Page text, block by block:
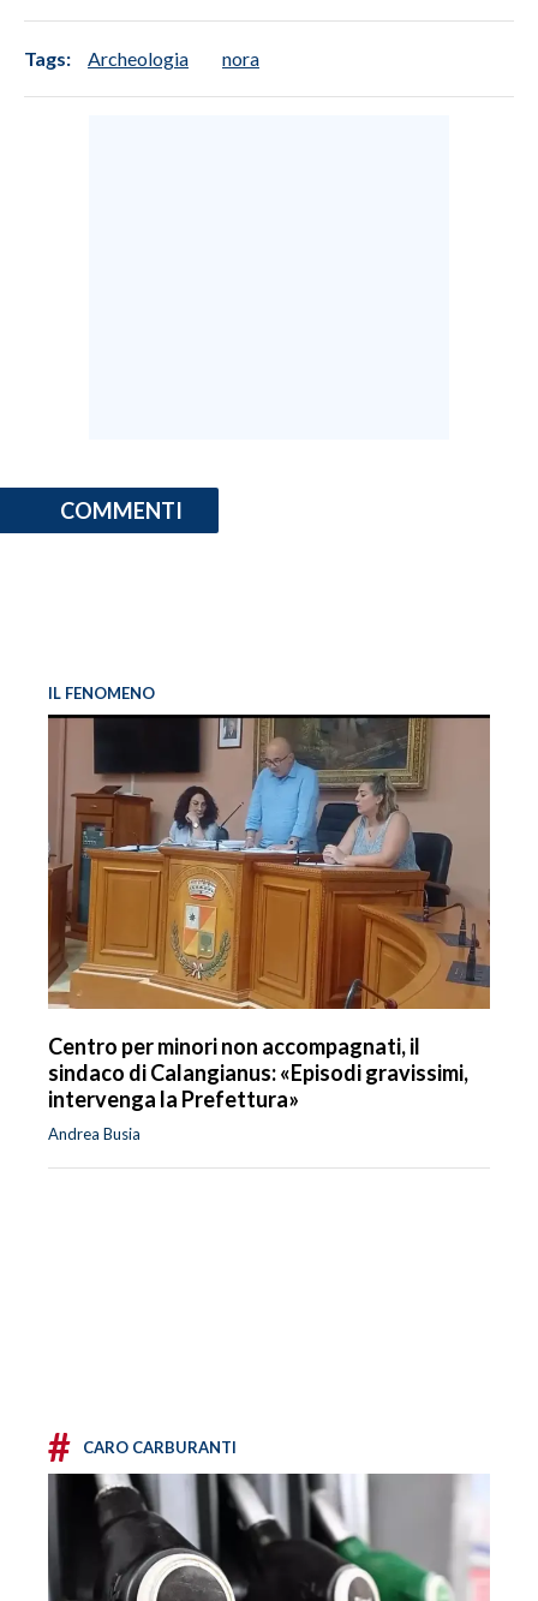
Tags: Archeologia nora
COMMENTI
IL FENOMENO
Centro per minori non accompagnati, il
sindaco di Calangianus: «Episodi gravissimi,
intervenga la Prefettura»
Andrea Busia
# CARO CARBURANTI